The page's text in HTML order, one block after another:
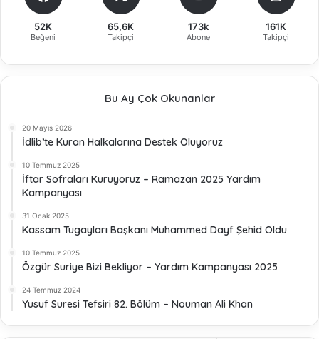
52K
Beğeni
65,6K
Takipçi
173k
Abone
161K
Takipçi
Bu Ay Çok Okunanlar
20 Mayıs 2026
İdlib’te Kuran Halkalarına Destek Oluyoruz
10 Temmuz 2025
İftar Sofraları Kuruyoruz – Ramazan 2025 Yardım
Kampanyası
31 Ocak 2025
Kassam Tugayları Başkanı Muhammed Dayf Şehid Oldu
10 Temmuz 2025
Özgür Suriye Bizi Bekliyor – Yardım Kampanyası 2025
24 Temmuz 2024
Yusuf Suresi Tefsiri 82. Bölüm – Nouman Ali Khan